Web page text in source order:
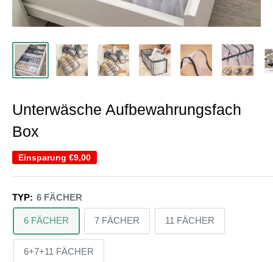
Unterwäsche Aufbewahrungsfach
Box
Einsparung €9,00
TYP: 6 FÄCHER
6 FÄCHER 7 FÄCHER 11 FÄCHER
6+7+11 FÄCHER